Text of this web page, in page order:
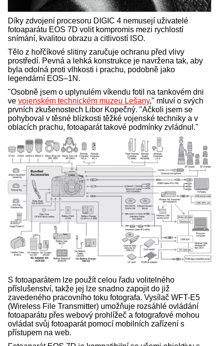
Díky zdvojení procesoru DIGIC 4 nemusejí uživatelé
fotoaparátu EOS 7D volit kompromis mezi rychlostí
snímání, kvalitou obrazu a citlivostí ISO.
Tělo z hořčíkové slitiny zaručuje ochranu před vlivy
prostředí. Pevná a lehká konstrukce je navržena tak, aby
byla odolná proti vlhkosti i prachu, podobně jako
legendární EOS–1N.
"Osobně jsem o uplynulém víkendu fotil na tankovém dni
ve vojenském technickém muzeu Lešany," mluví o svých
prvních zkušenostech Libor Kopečný. "Ačkoli jsem se
pohyboval v těsné blízkosti těžké vojenské techniky a v
oblacích prachu, fotoaparát takové podmínky zvládnul."
S fotoaparátem lze použít celou řadu volitelného
příslušenství, takže jej lze snadno zapojit do již
zavedeného pracovního toku fotografa. Vysílač WFT-E5
(Wireless File Transmitter) umožňuje rozsáhlé ovládání
fotoaparátu přes webový prohlížeč a fotografové mohou
ovládat svůj fotoaparát pomocí mobilních zařízení s
přístupem na web.